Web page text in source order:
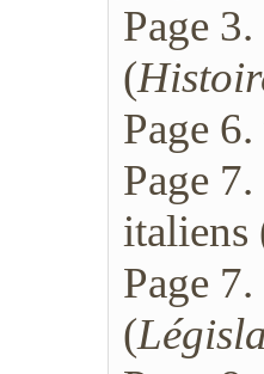
Page
(
Page
Page
italiens
Page
(